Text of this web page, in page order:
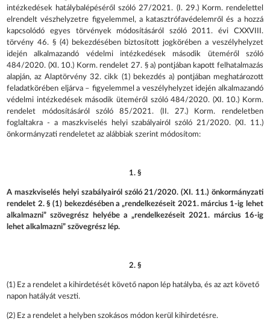
intézkedések hatálybalépéséről szóló 27/2021. (I. 29.) Korm. rendelettel
elrendelt vészhelyzetre figyelemmel, a katasztrófavédelemről és a hozzá
kapcsolódó egyes törvények módosításáról szóló 2011. évi CXXVIII.
törvény 46. § (4) bekezdésében biztosított jogkörében a veszélyhelyzet
idején alkalmazandó védelmi intézkedések második üteméről szóló
484/2020. (XI. 10.) Korm. rendelet 27. § a) pontjában kapott felhatalmazás
alapján, az Alaptörvény 32. cikk (1) bekezdés a) pontjában meghatározott
feladatkörében eljárva – figyelemmel a veszélyhelyzet idején alkalmazandó
védelmi intézkedések második üteméről szóló 484/2020. (XI. 10.) Korm.
rendelet módosításáról szóló 85/2021. (II. 27.) Korm. rendeletben
foglaltakra - a maszkviselés helyi szabályairól szóló 21/2020. (XI. 11.)
önkormányzati rendeletet az alábbiak szerint módosítom:
1. §
A maszkviselés helyi szabályairól szóló 21/2020. (XI. 11.) önkormányzati
rendelet 2. § (1) bekezdésében a „rendelkezéseit 2021. március 1-ig lehet
alkalmazni” szövegrész helyébe a „rendelkezéseit 2021. március 16-ig
lehet alkalmazni” szövegrész lép.
2. §
(1) Ez a rendelet a kihirdetését követő napon lép hatályba, és az azt követő
napon hatályát veszti.
(2) Ez a rendelet a helyben szokásos módon kerül kihirdetésre.